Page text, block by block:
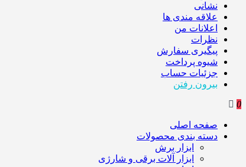
نشانی
علاقه مندی ها
اعلانات من
نظرات
پیگیری سفارش
شیوه پرداخت
جزئیات حساب
بیرون رفتن
0
صفحه اصلی
دسته بندی محصولات
ابزار برش
ابزار آلات برقی و شارژی